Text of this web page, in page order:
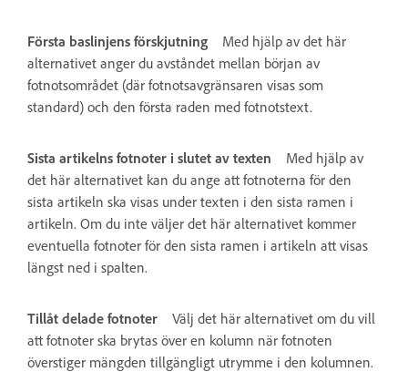
Första baslinjens förskjutning
Med hjälp av det här
alternativet anger du avståndet mellan början av
fotnotsområdet (där fotnotsavgränsaren visas som
standard) och den första raden med fotnotstext.
Sista artikelns fotnoter i slutet av texten
Med hjälp av
det här alternativet kan du ange att fotnoterna för den
sista artikeln ska visas under texten i den sista ramen i
artikeln. Om du inte väljer det här alternativet kommer
eventuella fotnoter för den sista ramen i artikeln att visas
längst ned i spalten.
Tillåt delade fotnoter
Välj det här alternativet om du vill
att fotnoter ska brytas över en kolumn när fotnoten
överstiger mängden tillgängligt utrymme i den kolumnen.